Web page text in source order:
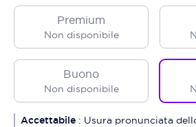
Premium
Non disponibile
Buono
Non disponibile
Accettabile : Usura pronunciata